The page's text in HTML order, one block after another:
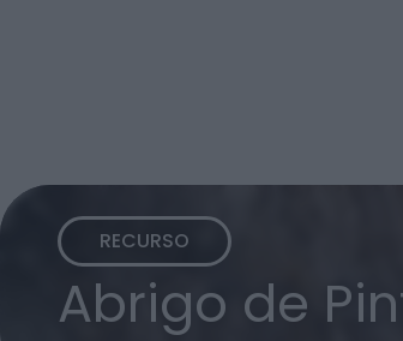
RECURSO
Abrigo de